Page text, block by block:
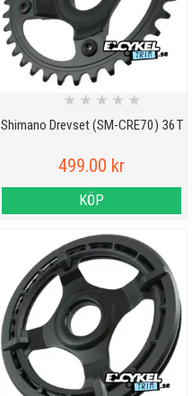
Shimano Drevset (SM-CRE70) 36T
★ ★ ★ ★ ★
499.00 kr
KÖP